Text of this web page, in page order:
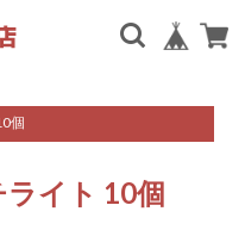
個
イト 10個